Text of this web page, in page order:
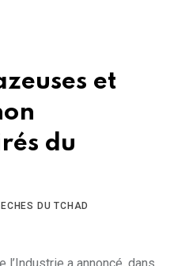
et
du
DU TCHAD
a annoncé, dans